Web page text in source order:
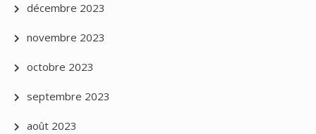
décembre 2023
novembre 2023
octobre 2023
septembre 2023
août 2023